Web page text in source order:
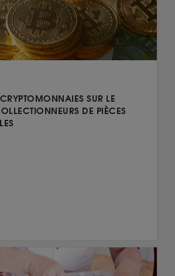
SUR LE
DE PIÈCES